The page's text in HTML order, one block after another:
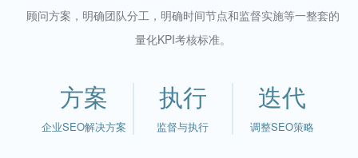
顾问方案，明确团队分工，明确时间节点和监督实施等一整套的
量化KPI考核标准。
方案
企业SEO解决方案
执行
监督与执行
迭代
调整SEO策略